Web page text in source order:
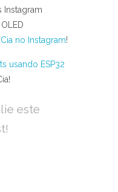
no Instagram!
usando ESP32
este